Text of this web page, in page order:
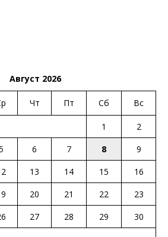
Август 2026
Чт Пт Сб Вс
1
2
6 7 8
9
13 14 15
16
20 21 22
23
27 28 29
30